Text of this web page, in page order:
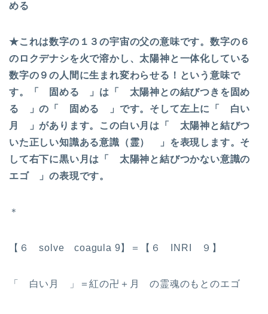
める
★これは数字の１３の宇宙の父の意味です。数字の６
のロクデナシを火で溶かし、太陽神と一体化している
数字の９の人間に生まれ変わらせる！という意味で
す。「 固める 」は「 太陽神との結びつきを固め
る 」の「 固める 」です。そして左上に「 白い
月 」があります。この白い月は「 太陽神と結びつ
いた正しい知識ある意識（霊） 」を表現します。そ
して右下に黒い月は「 太陽神と結びつかない意識の
エゴ 」の表現です。
＊
【６ solve coagula 9】＝【６ INRI ９】
「 白い月 」＝紅の卍＋月 の霊魂のもとのエゴ